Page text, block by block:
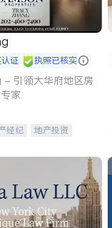
证 执照已核实
引领大华府地区房
家
经纪
地产投资